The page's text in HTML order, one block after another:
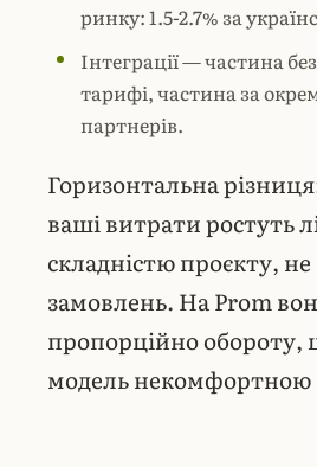
ринку: 1.5-2.7% за
Інтеграції — частина
тарифі, частина за
партнерів.
Горизонтальна
ваші витрати ростуть
складністю проєкту, не
замовлень. На Prom
пропорційно обороту,
модель некомфортною